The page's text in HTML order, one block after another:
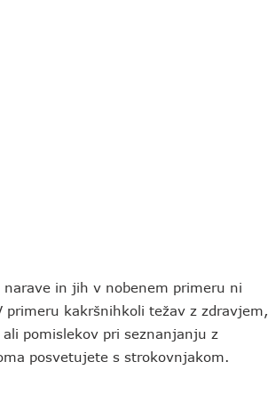
in jih v nobenem primeru ni
kakršnihkoli težav z zdravjem,
pomislekov pri seznanjanju z
posvetujete s strokovnjakom.